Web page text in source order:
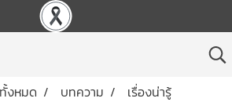
งหมด บทความ
เรื่องน่ารู้